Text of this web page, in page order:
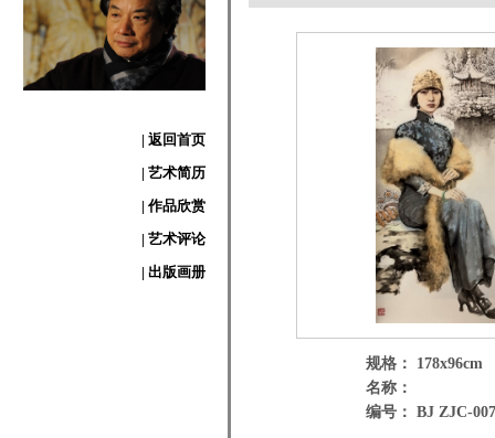
| 返回首页
| 艺术简历
| 作品欣赏
| 艺术评论
| 出版画册
规格： 178x96cm
名称：
编号： BJ ZJC-007